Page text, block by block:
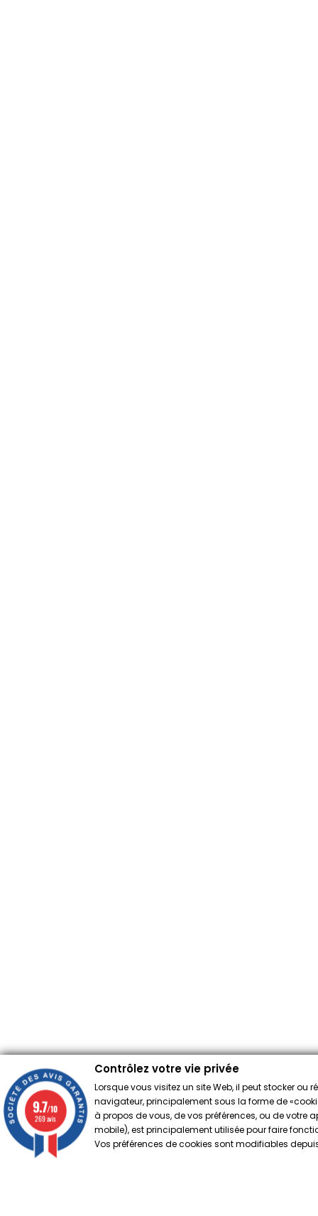
Contrôlez votre vie privée
Lorsque vous visitez un site Web, il peut stocker ou
navigateur, principalement sous la forme de
à propos de vous, de vos préférences, ou de votre
mobile), est principalement utilisée pour faire
Vos préférences de cookies sont modifiables
9.7/10
269 avis